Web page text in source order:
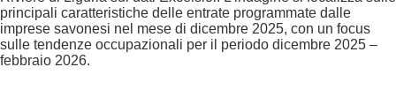
principali caratteristiche delle entrate programmate dalle
imprese savonesi nel mese di dicembre 2025, con un focus
sulle tendenze occupazionali per il periodo dicembre 2025 –
febbraio 2026.